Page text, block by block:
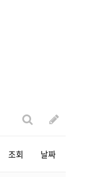
조회 날짜